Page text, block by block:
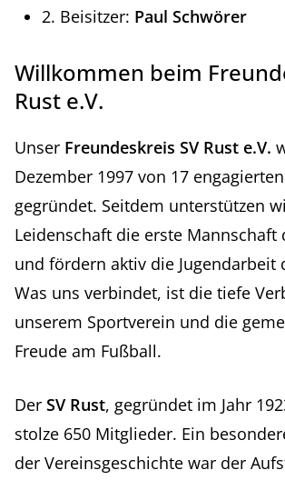
2. Beisitzer: Paul Schwörer
Willkommen beim
Rust e.V.
Unser Freundeskreis SV Rust e.V.
Dezember 1997 von 17
gegründet. Seitdem unterstützen
Leidenschaft die erste Mannschaft
und fördern aktiv die Jugendarbeit
Was uns verbindet, ist die tiefe
unserem Sportverein und die
Freude am Fußball.
Der SV Rust, gegründet im Jahr
stolze 650 Mitglieder. Ein
der Vereinsgeschichte war der